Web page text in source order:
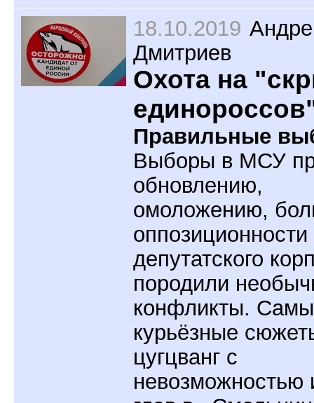
18.10.2019
Дмитриев
Охота на
Правильные
Выборы в МСУ
обновлению,
омоложению,
оппозиционности
депутатского
породили
конфликты.
курьёзные
цугцванг с
невозможностью